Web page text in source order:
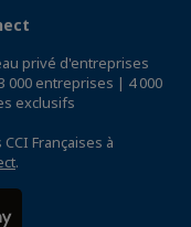
privé d'entreprises
000 entreprises | 4 000
exclusifs
Françaises à
.